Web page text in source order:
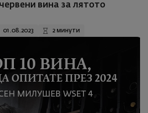
червени вина за лятото
01.08.2023 2 минути